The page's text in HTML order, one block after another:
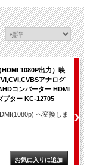
1080P出力）映
アナログ
コンバーター HDMI
プター KC-12705
へ変換しま